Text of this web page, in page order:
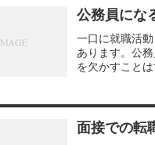
公務員にな
一口に就職活
あります。公
を欠かすこと
面接での転